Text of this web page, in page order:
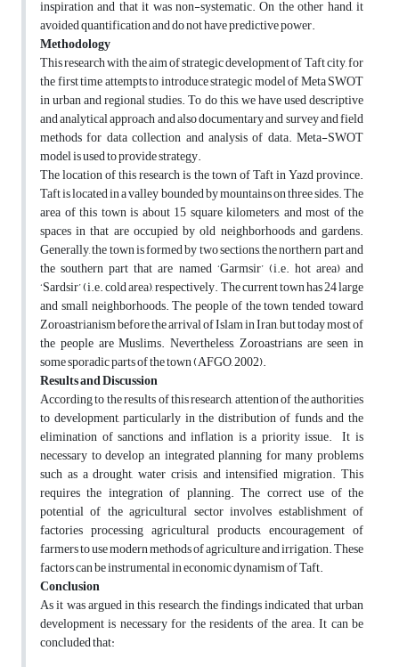
inspiration and that it was non-systematic. On the other hand, it
avoided quantification and do not have predictive power.
Methodology
This research with the aim of strategic development of Taft city, for
the first time attempts to introduce strategic model of Meta SWOT
in urban and regional studies. To do this, we have used descriptive
and analytical approach and also documentary and survey and field
methods for data collection and analysis of data. Meta-SWOT
model is used to provide strategy.
The location of this research is the town of Taft in Yazd province.
Taft is located in a valley bounded by mountains on three sides. The
area of this town is about 15 square kilometers, and most of the
spaces in that are occupied by old neighborhoods and gardens.
Generally, the town is formed by two sections, the northern part and
the southern part that are named ‘Garmsir’ (i.e. hot area) and
‘Sardsir’ (i.e. cold area), respectively. The current town has 24 large
and small neighborhoods. The people of the town tended toward
Zoroastrianism before the arrival of Islam in Iran, but today most of
the people are Muslims. Nevertheless, Zoroastrians are seen in
some sporadic parts of the town (AFGO, 2002).
Results and Discussion
According to the results of this research, attention of the authorities
to development, particularly in the distribution of funds and the
elimination of sanctions and inflation is a priority issue. It is
necessary to develop an integrated planning for many problems
such as a drought, water crisis, and intensified migration. This
requires the integration of planning. The correct use of the
potential of the agricultural sector involves establishment of
factories processing agricultural products, encouragement of
farmers to use modern methods of agriculture and irrigation. These
factors can be instrumental in economic dynamism of Taft.
Conclusion
As it was argued in this research, the findings indicated that urban
development is necessary for the residents of the area. It can be
concluded that: